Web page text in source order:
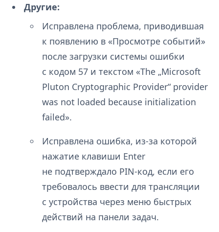
Другие:
Исправлена проблема, приводившая
к появлению в «Просмотре событий»
после загрузки системы ошибки
с кодом 57 и текстом «The „Microsoft
Pluton Cryptographic Provider“ provider
was not loaded because initialization
failed».
Исправлена ошибка, из-за которой
нажатие клавиши Enter
не подтверждало PIN-код, если его
требовалось ввести для трансляции
с устройства через меню быстрых
действий на панели задач.